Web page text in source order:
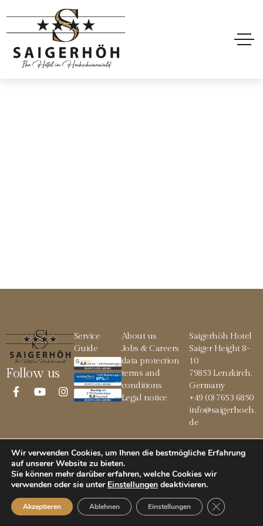
Follow us
Service
Guide
About us
Jobs & Careers
data protection
terms and
conditions
Legal notice
Saigerhöh Hotel
Saiger Height 8-
10
79853 Lenzkirch,
Germany
+49 (0) 7653 6850
info@saigerhoeh.
de
© 2026 Saigerhöh
Wir verwenden Cookies, um Ihnen die bestmögliche Erfahrung
auf unserer Website zu bieten.
Sie können mehr darüber erfahren, welche Cookies wir
verwenden oder sie unter Einstellungen deaktivieren.
Akzeptieren Ablehnen Einstellungen GDPR